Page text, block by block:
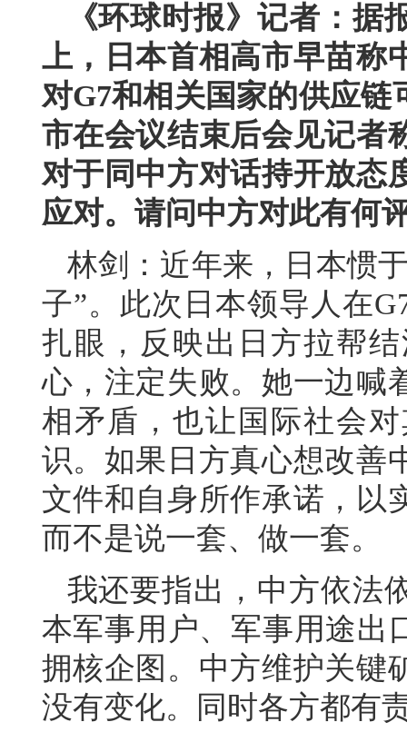
《环球时报》记者：
上，日本首相高市早苗称
对G7和相关国家的供应
市在会议结束后会见记者
对于同中方对话持开放态
应对。请问中方对此有何
林剑：近年来，日本惯
子”。此次日本领导人在
扎眼，反映出日方拉帮
心，注定失败。她一边喊
相矛盾，也让国际社会
识。如果日方真心想改善
文件和自身所作承诺，以
而不是说一套、做一套。
我还要指出，中方依法
本军事用户、军事用途出
拥核企图。中方维护关键
没有变化。同时各方都有